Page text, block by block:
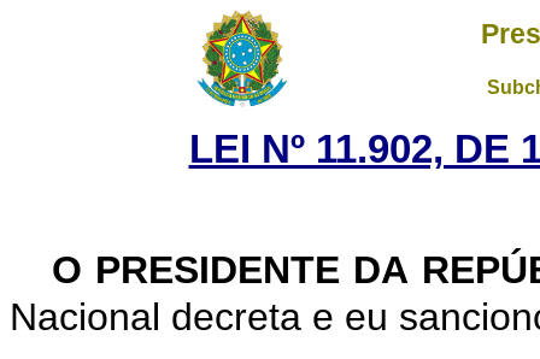
LEI Nº 11.902, DE
O PRESIDENTE DA
Nacional decreta e eu